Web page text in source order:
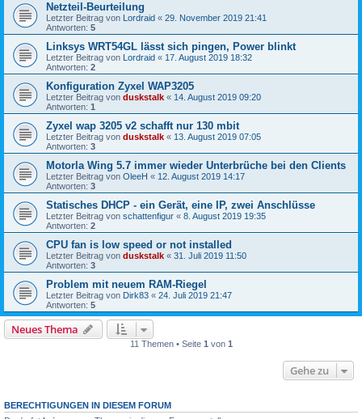
Netzteil-Beurteilung
Letzter Beitrag von Lordraid « 29. November 2019 21:41
Antworten: 5
Linksys WRT54GL lässt sich pingen, Power blinkt
Letzter Beitrag von Lordraid « 17. August 2019 18:32
Antworten: 2
Konfiguration Zyxel WAP3205
Letzter Beitrag von duskstalk « 14. August 2019 09:20
Antworten: 1
Zyxel wap 3205 v2 schafft nur 130 mbit
Letzter Beitrag von duskstalk « 13. August 2019 07:05
Antworten: 3
Motorla Wing 5.7 immer wieder Unterbrüche bei den Clients
Letzter Beitrag von OleeH « 12. August 2019 14:17
Antworten: 3
Statisches DHCP - ein Gerät, eine IP, zwei Anschlüsse
Letzter Beitrag von schattenfigur « 8. August 2019 19:35
Antworten: 2
CPU fan is low speed or not installed
Letzter Beitrag von duskstalk « 31. Juli 2019 11:50
Antworten: 3
Problem mit neuem RAM-Riegel
Letzter Beitrag von Dirk83 « 24. Juli 2019 21:47
Antworten: 5
Neues Thema
11 Themen • Seite 1 von 1
Gehe zu
BERECHTIGUNGEN IN DIESEM FORUM